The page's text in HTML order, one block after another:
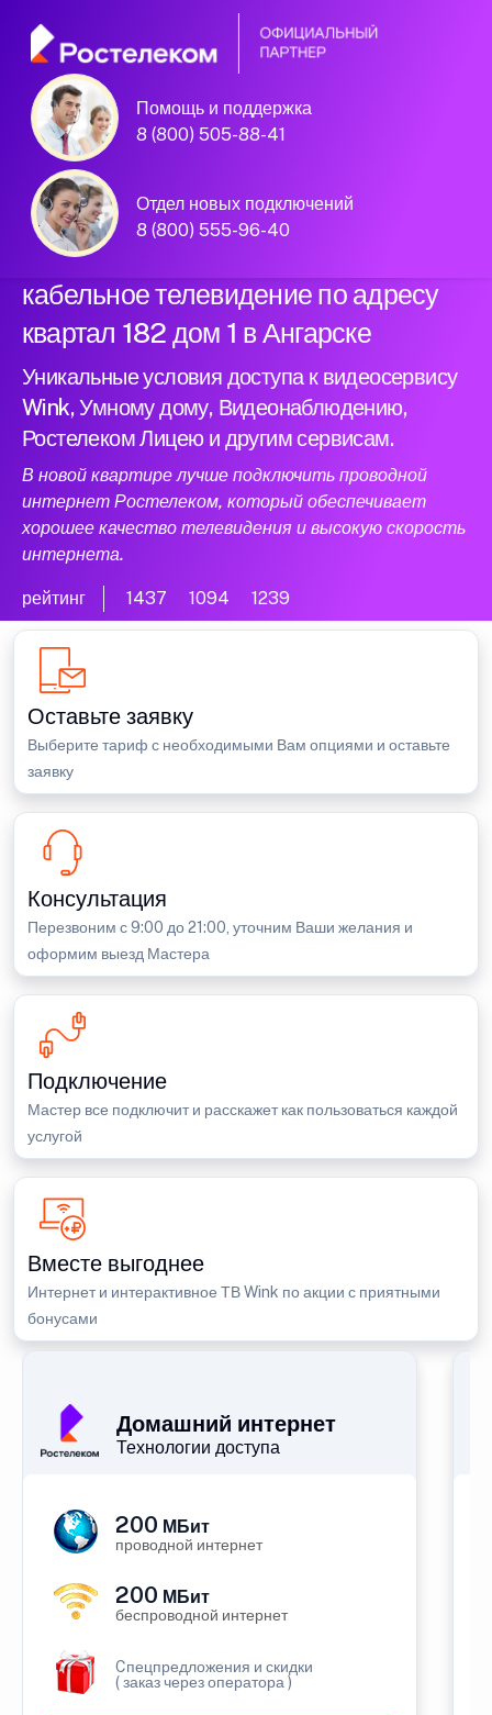
Помощь и поддержка
8 (800) 505-88-41
Отдел новых подключений
8 (800) 555-96-40
Официальный
партнер Ростелеком
Подключили новый интернет и
кабельное телевидение по адресу
квартал 182 дом 1 в Ангарске
Уникальные условия доступа к видеосервису
Wink, Умному дому, Видеонаблюдению,
Ростелеком Лицею и другим сервисам.
В новой квартире лучше подключить проводной
интернет Ростелеком, который обеспечивает
хорошее качество телевидения и высокую скорость
интернета.
рейтинг 1437 1094 1239
Оставьте заявку
Выберите тариф с необходимыми Вам опциями и оставьте
заявку
Консультация
Перезвоним с 9:00 до 21:00, уточним Ваши желания и
оформим выезд Мастера
Подключение
Мастер все подключит и расскажет как пользоваться каждой
услугой
Вместе выгоднее
Интернет и интерактивное ТВ Wink по акции с приятными
бонусами
Домашний интернет
Технологии доступа
200 МБит
проводной интернет
200 МБит
беспроводной интернет
Cпецпредложения и скидки
( заказ через оператора )